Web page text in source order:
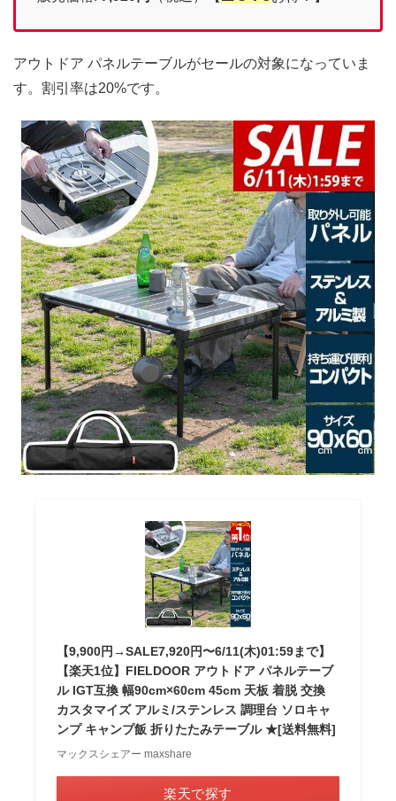
アウトドア パネルテーブルがセールの対象になっていま
す。割引率は20%です。
【9,900円→SALE7,920円〜6/11(木)01:59まで】
【楽天1位】FIELDOOR アウトドア パネルテーブ
ル IGT互換 幅90cm×60cm 45cm 天板 着脱 交換
カスタマイズ アルミ/ステンレス 調理台 ソロキャ
ンプ キャンプ飯 折りたたみテーブル ★[送料無料]
マックスシェアー maxshare
楽天で探す